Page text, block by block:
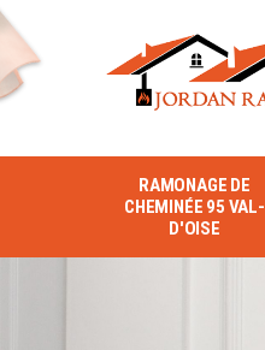
RAMONAGE DE
CHEMINÉE 95 VAL-
D'OISE